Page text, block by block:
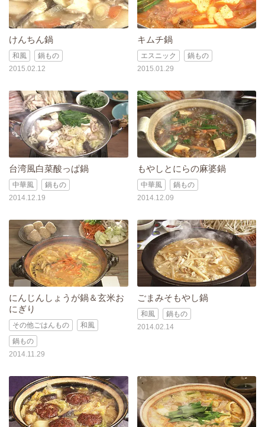
けんちん鍋
和風
鍋もの
2015.02.12
キムチ鍋
エスニック
鍋もの
2015.01.29
台湾風白菜酸っぱ鍋
中華風
鍋もの
2014.12.19
もやしとにらの麻婆鍋
中華風
鍋もの
2014.12.09
にんじんしょうが鍋＆玄米お
にぎり
その他ごはんもの
和風
鍋もの
2014.11.29
ごまみそもやし鍋
和風
鍋もの
2014.02.14